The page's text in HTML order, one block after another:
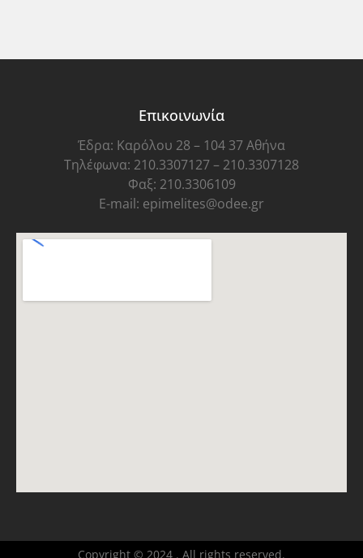
Επικοινωνία
Έδρα: Καρόλου 28 – 104 37 Αθήνα
Τηλέφωνα: 210.3307127 – 210.3307128
Φαξ: 210.3306109
E-mail: epimelites@odee.gr
Copyright © 2024 . All rights reserved.